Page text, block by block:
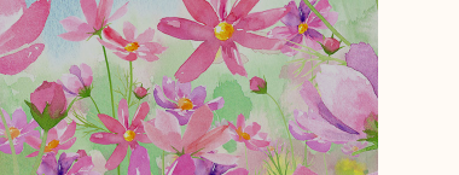
ども園）
後児童クラブ
ラブ